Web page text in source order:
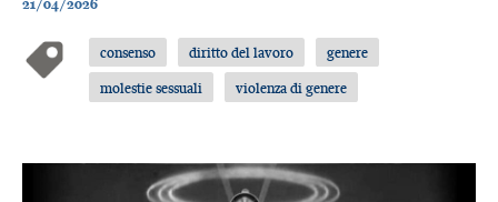
21/04/2026
consenso diritto del lavoro
genere
molestie sessuali
violenza di genere